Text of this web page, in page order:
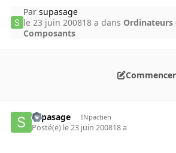
Parsupasage
le 23 juin 200818 a dans Ordinateurs
Composants
supasage INpactien
Posté(e) le 23 juin 200818 a